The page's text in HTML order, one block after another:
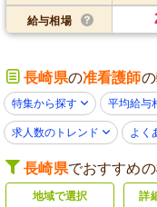
給与相場
長崎県の准看護師
特集から探す 平均給与
求人数のトレンド よく
長崎県でおすすめ
地域で選択 詳